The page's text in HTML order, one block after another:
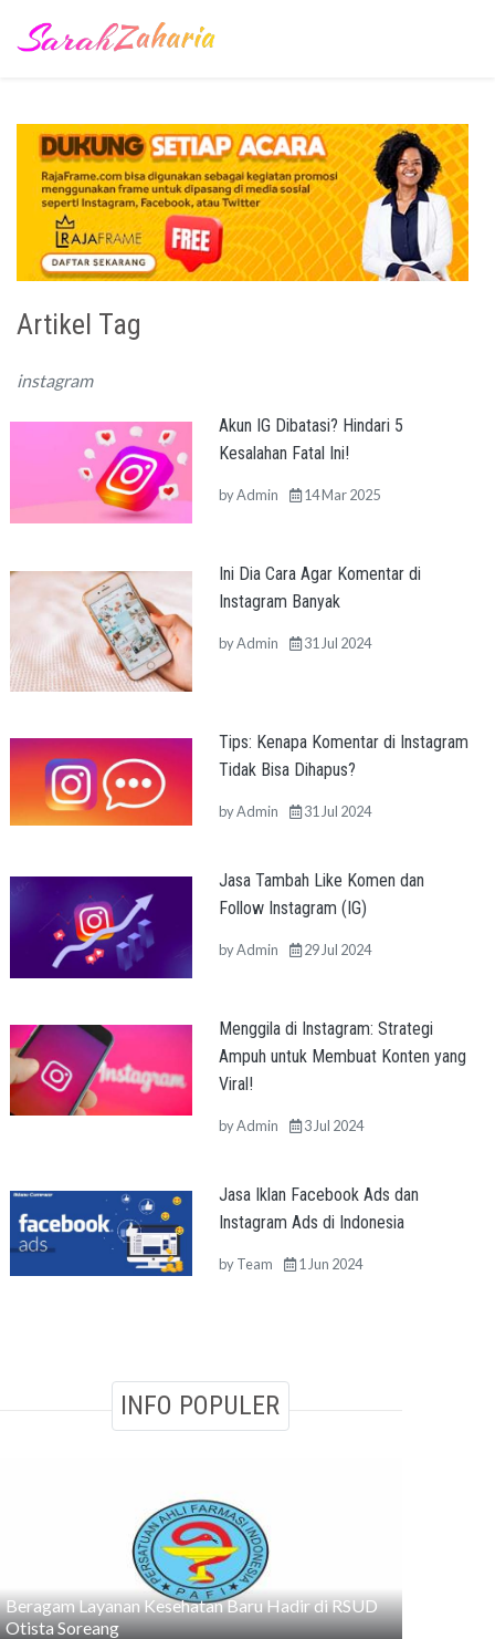
Artikel Tag
instagram
Akun IG Dibatasi? Hindari 5
Kesalahan Fatal Ini!
byAdmin 14 Mar 2025
Ini Dia Cara Agar Komentar di
Instagram Banyak
byAdmin 31 Jul 2024
Tips: Kenapa Komentar di Instagram
Tidak Bisa Dihapus?
byAdmin 31 Jul 2024
Jasa Tambah Like Komen dan
Follow Instagram (IG)
byAdmin 29 Jul 2024
Menggila di Instagram: Strategi
Ampuh untuk Membuat Konten yang
Viral!
byAdmin 3 Jul 2024
Jasa Iklan Facebook Ads dan
Instagram Ads di Indonesia
byTeam 1 Jun 2024
INFO POPULER
Beragam Layanan Kesehatan Baru Hadir di RSUD
Otista Soreang